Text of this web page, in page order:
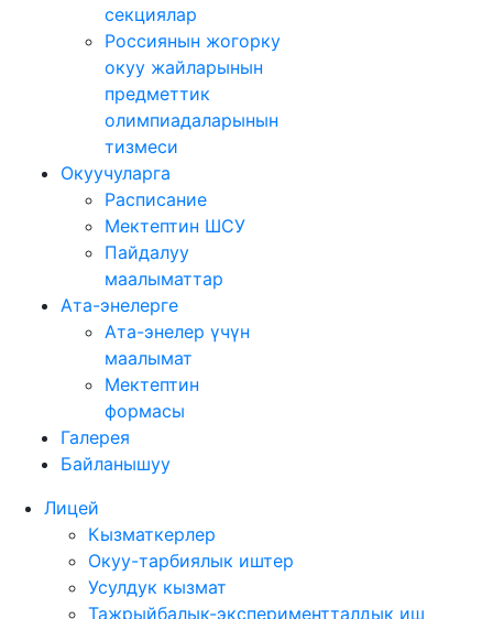
секциялар
Россиянын жогорку
окуу жайларынын
предметтик
олимпиадаларынын
тизмеси
Окуучуларга
Расписание
Мектептин ШСУ
Пайдалуу
маалыматтар
Ата-энелерге
Ата-энелер үчүн
маалымат
Мектептин
формасы
Галерея
Байланышуу
Лицей
Кызматкерлер
Окуу-тарбиялык иштер
Усулдук кызмат
Тажрыйбалык-экспериментталдык иш